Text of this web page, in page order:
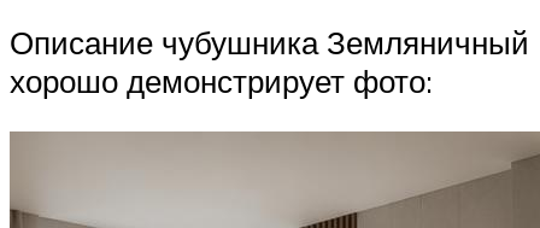
Описание чубушника Земляничный
хорошо демонстрирует фото: